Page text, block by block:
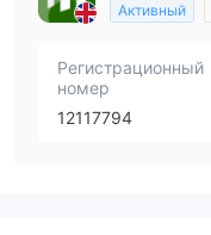
Активный
Регистрационный
номер
12117794